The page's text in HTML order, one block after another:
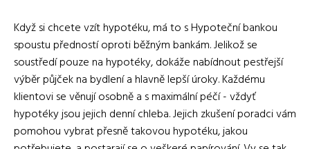
Když si chcete vzít hypotéku, má to s Hypoteční bankou
spoustu předností oproti běžným bankám. Jelikož se
soustředí pouze na hypotéky, dokáže nabídnout pestřejší
výběr půjček na bydlení a hlavně lepší úroky. Každému
klientovi se věnují osobně a s maximální péčí - vždyť
hypotéky jsou jejich denní chleba. Jejich zkušení poradci vám
pomohou vybrat přesně takovou hypotéku, jakou